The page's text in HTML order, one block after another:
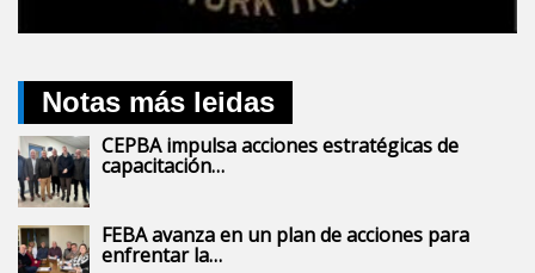
Notas más leidas
CEPBA impulsa acciones estratégicas de
capacitación…
FEBA avanza en un plan de acciones para
enfrentar la…